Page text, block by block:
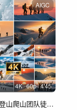
AIGC
4K 60p 4'45
攀登雪山登山爬山团队徒步励志登顶勇攀高峰